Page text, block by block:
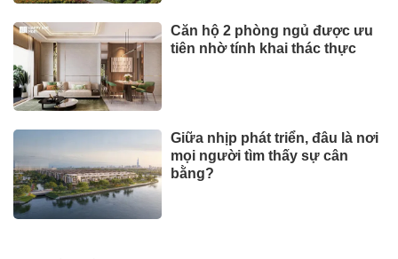
Căn hộ 2 phòng ngủ được ưu
tiên nhờ tính khai thác thực
Giữa nhịp phát triển, đâu là nơi
mọi người tìm thấy sự cân
bằng?